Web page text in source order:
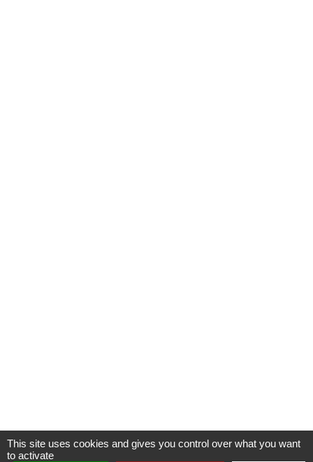
This site uses cookies and gives you control over what you want
to activate